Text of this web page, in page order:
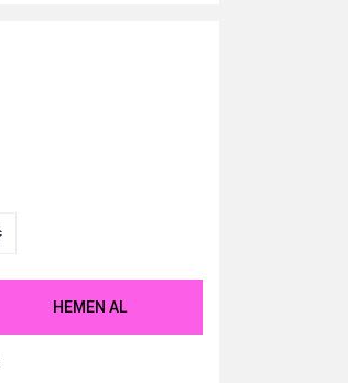
HEMEN AL